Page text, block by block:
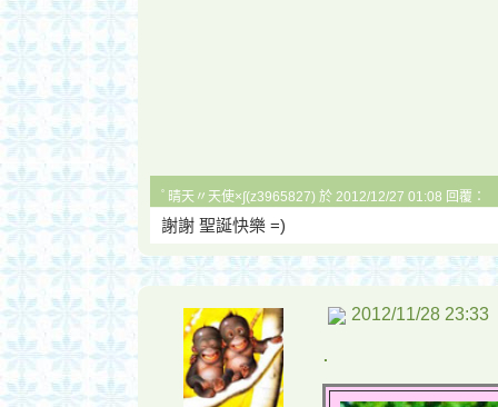
ﾟ晴天〃天使×∫(z3965827) 於 2012/12/27 01:08 回覆：
謝謝 聖誕快樂 =)
2012/11/28 23:33
.